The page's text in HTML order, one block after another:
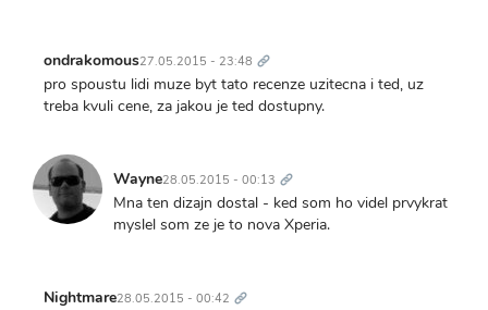
ondrakomous27.05.2015 - 23:48 odkaz
pro spoustu lidi muze byt tato recenze uzitecna i ted, uz
treba kvuli cene, za jakou je ted dostupny.
Wayne28.05.2015 - 00:13 odkaz
Mna ten dizajn dostal - ked som ho videl prvykrat
myslel som ze je to nova Xperia.
Nightmare28.05.2015 - 00:42 odkaz